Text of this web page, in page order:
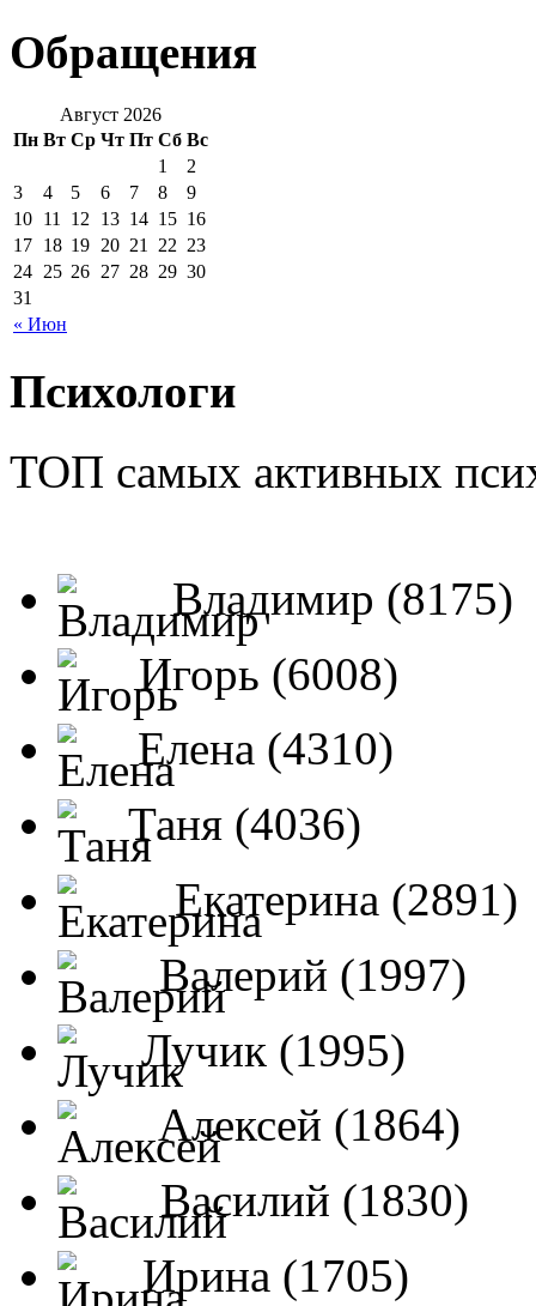
Обращения
Август 2026
Пн Вт Ср Чт Пт Сб Вс
« Июн
1
2
3
4 5 6 7 8
9
10 11 12 13 14 15 16
17 18 19 20 21 22 23
24 25 26 27 28 29 30
31
Психологи
ТОП самых активных
Владимир (8175)
Игорь (6008)
Елена (4310)
Таня (4036)
Екатерина (2891)
Валерий (1997)
Лучик (1995)
Алексей (1864)
Василий (1830)
Ирина (1705)